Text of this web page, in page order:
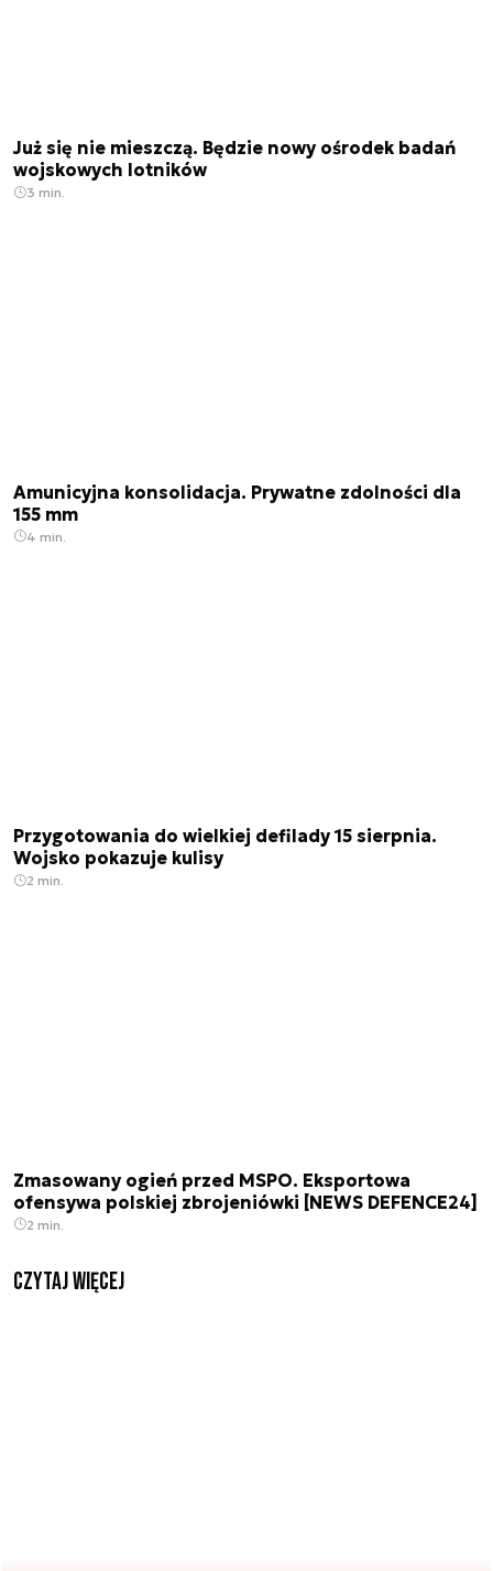
Już się nie mieszczą. Będzie nowy ośrodek badań
wojskowych lotników
3 min.
Amunicyjna konsolidacja. Prywatne zdolności dla
155 mm
4 min.
Przygotowania do wielkiej defilady 15 sierpnia.
Wojsko pokazuje kulisy
2 min.
Zmasowany ogień przed MSPO. Eksportowa
ofensywa polskiej zbrojeniówki [NEWS DEFENCE24]
2 min.
czytaj więcej